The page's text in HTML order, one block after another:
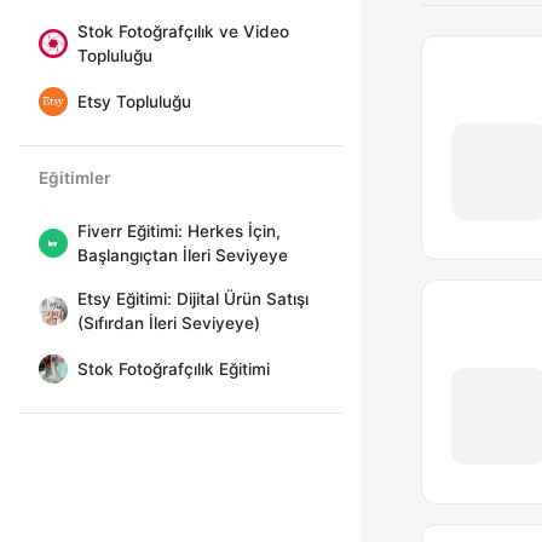
Stok Fotoğrafçılık ve Video
Topluluğu
Etsy Topluluğu
Eğitimler
Fiverr Eğitimi: Herkes İçin,
Başlangıçtan İleri Seviyeye
Etsy Eğitimi: Dijital Ürün Satışı
(Sıfırdan İleri Seviyeye)
Stok Fotoğrafçılık Eğitimi